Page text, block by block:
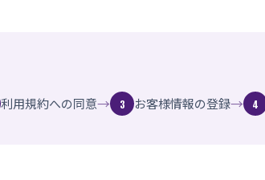
利用規約への同意→ 3 お客様情報の登録→ 4